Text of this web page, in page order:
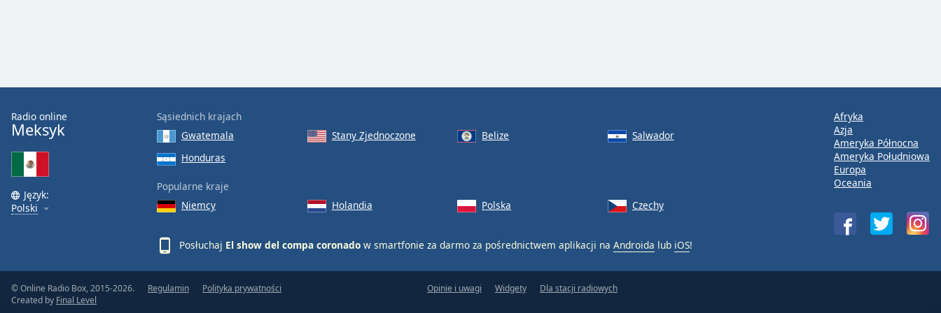
window.
Beginning
cancel
and
Radio online
Meksyk
Język:
Polski
Sąsiednich krajach
Gwatemala
Stany Zjednoczone Belize
Salwador
Honduras
Popularne kraje
Niemcy
Holandia Polska Czechy
Posłuchaj El show del compa coronado w smartfonie za darmo za pośrednictwem aplikacji na Androida lub iOS!
Afryka
Azja
Ameryka Północna
Ameryka Południowa
Europa
Oceania
© Online Radio Box, 2015-2026.
Created by Final Level
Regulamin Polityka prywatności Opinie i uwagi Widgety Dla stacji radiowych